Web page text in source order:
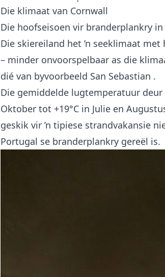
Die klimaat van Cornwall
Die hoofseisoen vir branderplankry
Die skiereiland het ’n seeklimaat
– minder onvoorspelbaar as die
dié van byvoorbeeld San Sebastian .
Die gemiddelde lugtemperatuur deur
Oktober tot +19°C in Julie en
geskik vir ’n tipiese strandvakansie
Portugal se branderplankry gereël is.